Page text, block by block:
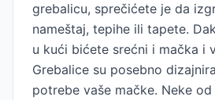
grebalicu, sprečićete je da
nameštaj, tepihe ili tapete.
u kući bićete srećni i mačka i
Grebalice su posebno
potrebe vaše mačke. Neke